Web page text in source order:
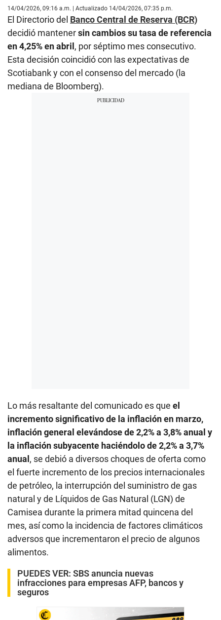
14/04/2026, 09:16 a.m. | Actualizado 14/04/2026, 07:35 p.m.
El Directorio del Banco Central de Reserva (BCR)
decidió mantenersin cambios su tasa de referencia
en 4,25% en abril, por séptimo mes consecutivo.
Esta decisión coincidió con las expectativas de
Scotiabank y con el consenso del mercado (la
mediana de Bloomberg).
Lo más resaltante del comunicado es que el
incremento significativo de la inflación en marzo,
inflación general elevándose de 2,2% a 3,8% anual y
la inflación subyacente haciéndolo de 2,2% a 3,7%
anual, se debió a diversos choques de oferta como
el fuerte incremento de los precios internacionales
de petróleo, la interrupción del suministro de gas
natural y de Líquidos de Gas Natural (LGN) de
Camisea durante la primera mitad quincena del
mes, así como la incidencia de factores climáticos
adversos que incrementaron el precio de algunos
alimentos.
PUEDES VER: SBS anuncia nuevas
infracciones para empresas AFP, bancos y
seguros